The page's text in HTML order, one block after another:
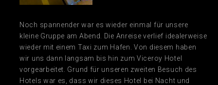
Noch spannender war es wieder einmal für unsere
kleine Gruppe am Abend. Die Anreise verlief idealerweise
wieder mit einem Taxi zum Hafen. Von diesem haben
wir uns dann langsam bis hin zum Viceroy Hotel
vorgearbeitet. Grund für unseren zweiten Besuch des
Hotels war es, dass wir dieses Hotel bei Nacht und